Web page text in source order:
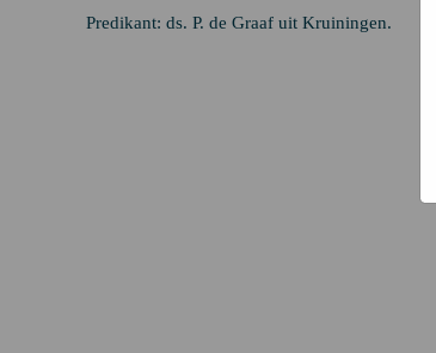
Predikant: ds. P. de Graaf uit Kruiningen.